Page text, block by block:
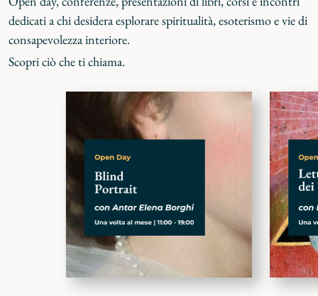
dedicati a chi desidera esplorare spiritualità, esoterismo e vie di
consapevolezza interiore.
Scopri ciò che ti chiama.